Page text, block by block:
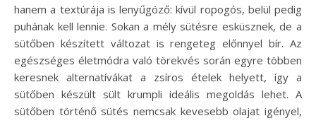
hanem a textúrája is lenyűgöző: kívül ropogós, belül pedig
puhának kell lennie. Sokan a mély sütésre esküsznek, de a
sütőben készített változat is rengeteg előnnyel bír. Az
egészséges életmódra való törekvés során egyre többen
keresnek alternatívákat a zsíros ételek helyett, így a
sütőben készült sült krumpli ideális megoldás lehet. A
sütőben történő sütés nemcsak kevesebb olajat igényel,